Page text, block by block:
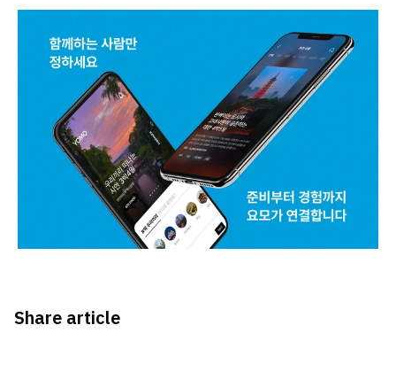
Share article